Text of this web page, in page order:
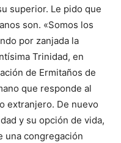
superior. Le pido que
son. «Somos los
por zanjada la
Trinidad, en
de Ermitaños de
que responde al
extranjero. De nuevo
y su opción de vida,
una congregación